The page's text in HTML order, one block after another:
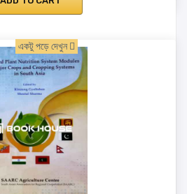
একটু পড়ে দেখুন